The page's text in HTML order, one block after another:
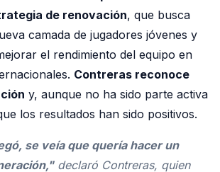
de renovación, que busca
camada de jugadores jóvenes y
el rendimiento del equipo en
Contreras reconoce
y, aunque no ha sido parte activa
los resultados han sido positivos.
se veía que quería hacer un
declaró Contreras, quien